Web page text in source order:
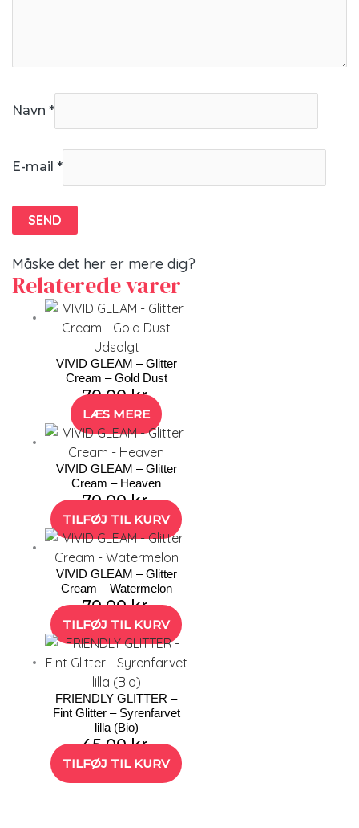
Navn *
E-mail *
Måske det her er mere dig?
Relaterede varer
Udsolgt
VIVID GLEAM – Glitter
Cream – Gold Dust
70,00kr.
LÆS MERE
VIVID GLEAM – Glitter
Cream – Heaven
70,00kr.
TILFØJ TIL KURV
VIVID GLEAM – Glitter
Cream – Watermelon
70,00kr.
TILFØJ TIL KURV
FRIENDLY GLITTER –
Fint Glitter – Syrenfarvet
lilla (Bio)
45,00kr.
TILFØJ TIL KURV